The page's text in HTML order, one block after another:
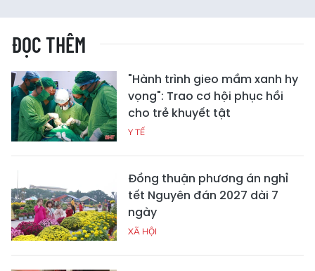
ĐỌC THÊM
"Hành trình gieo mầm xanh hy
vọng": Trao cơ hội phục hồi
cho trẻ khuyết tật
Y TẾ
Đồng thuận phương án nghỉ
tết Nguyên đán 2027 dài 7
ngày
XÃ HỘI